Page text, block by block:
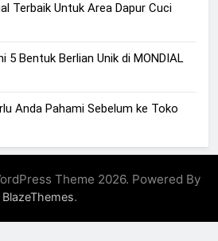
Terbaik Untuk Area Dapur Cuci
Bentuk Berlian Unik di MONDIAL
Anda Pahami Sebelum ke Toko
Theme 2026. Powered By
BlazeThemes.